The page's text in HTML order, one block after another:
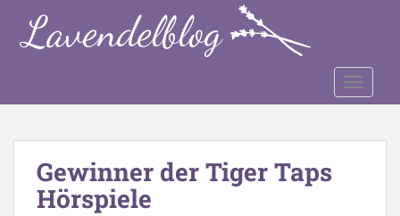
Gewinner der Tiger Taps
Hörspiele